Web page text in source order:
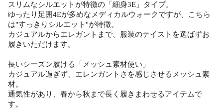
スリムなシルエットが特徴の「細身3E」タイプ。
ゆったり足囲4Eが多めなメディカルウォークですが、こちら
は"すっきりシルエット"が特徴。
カジュアルからエレガントまで、服装のテイストを選ばずお
履きいただけます。
長いシーズン履ける「メッシュ素材使い」
カジュアル過ぎず、エレンガントさを感じさせるメッシュ素
材。
通気性があり、春から秋まで長く履きまわせるアイテムで
す。